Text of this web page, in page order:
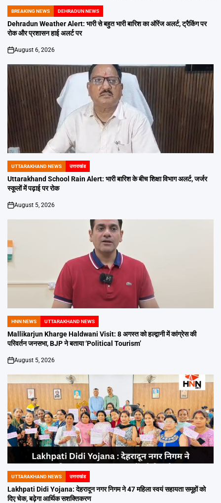
POSTED
IN
BREAKING NEWS DEHRADUN NEWS
Dehradun Weather Alert: भारी से बहुत भारी बारिश का ऑरेंज अलर्ट, ट्रैकिंग पर
रोक और प्रशासन हाई अलर्ट पर
on
August 6, 2026
POSTED
IN
UTTARAKHAND NEWS उत्तराखंड
Uttarakhand School Rain Alert: भारी बारिश के बीच शिक्षा विभाग अलर्ट, जर्जर
स्कूलों में पढ़ाई पर रोक
on
August 5, 2026
POSTED
IN
HNN NEWS UTTARAKHAND NEWS
Mallikarjun Kharge Haldwani Visit: 8 अगस्त को हल्द्वानी में कांग्रेस की
परिवर्तन जनसभा, BJP ने बताया ‘Political Tourism’
on
August 5, 2026
POSTED
IN
UTTARAKHAND NEWS उत्तराखंड
Lakhpati Didi Yojana: देहरादून नगर निगम ने 47 महिला स्वयं सहायता समूहों को
दिए चेक, बढ़ेगा आर्थिक सशक्तिकरण